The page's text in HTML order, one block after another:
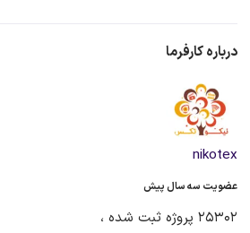
درباره کارفرما
nikotex
عضویت سه سال پیش
25302 پروژه ثبت شده ،